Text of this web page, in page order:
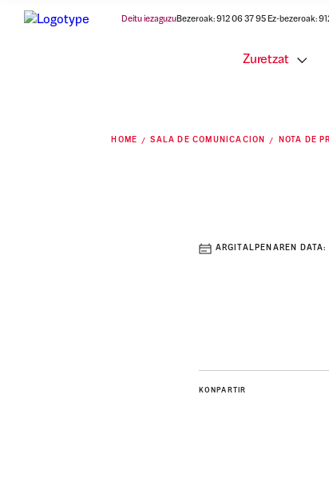
Deitu iezaguzuBezeroak: 912 06 37 95 Ez-bezeroak:
Zuretzat
HOME SALA DE COMUNICACION NOTA DE
ARGITALPENAREN DATA:
KONPARTIR